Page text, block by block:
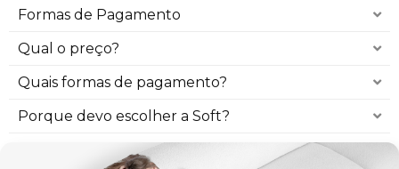
Formas de Pagamento
Qual o preço?
Quais formas de pagamento?
Porque devo escolher a Soft?